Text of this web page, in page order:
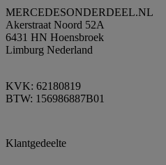
MERCEDESONDERDEEL.NL
Akerstraat Noord 52A
6431 HN Hoensbroek
Limburg Nederland
KVK: 62180819
BTW: 156986887B01
Klantgedeelte